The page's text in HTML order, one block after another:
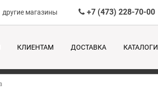
другие магазины +7 (473) 228-70-00
КЛИЕНТАМ ДОСТАВКА КАТАЛОГИ